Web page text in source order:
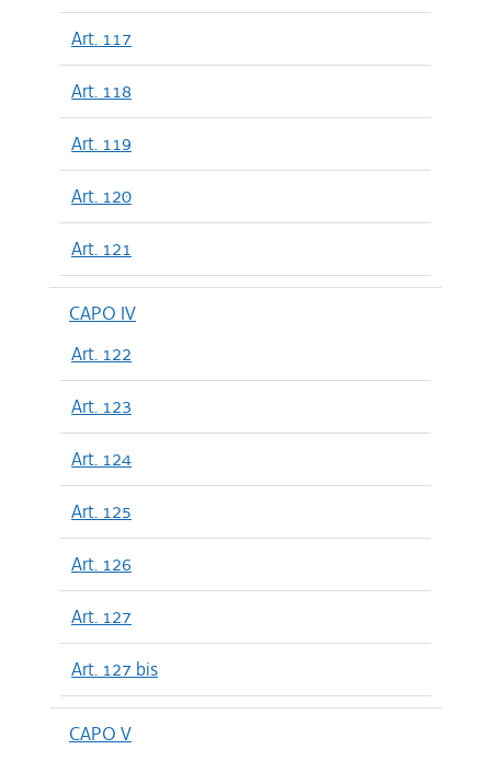
Art. 117
Art. 118
Art. 119
Art. 120
Art. 121
CAPO IV
Art. 122
Art. 123
Art. 124
Art. 125
Art. 126
Art. 127
Art. 127 bis
CAPO V